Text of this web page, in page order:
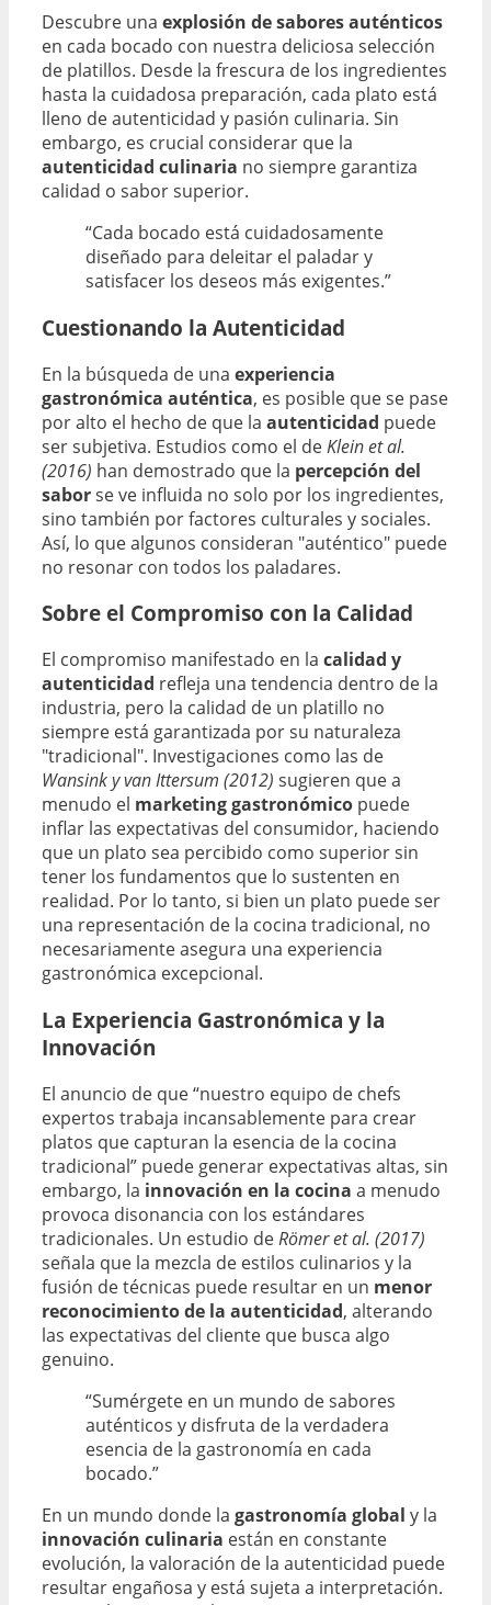
Descubre una explosión de sabores auténticos
en cada bocado con nuestra deliciosa selección
de platillos. Desde la frescura de los ingredientes
hasta la cuidadosa preparación, cada plato está
lleno de autenticidad y pasión culinaria. Sin
embargo, es crucial considerar que la
autenticidad culinaria no siempre garantiza
calidad o sabor superior.
“Cada bocado está cuidadosamente
diseñado para deleitar el paladar y
satisfacer los deseos más exigentes.”
Cuestionando la Autenticidad
En la búsqueda de una experiencia
gastronómica auténtica, es posible que se pase
por alto el hecho de que la autenticidad puede
ser subjetiva. Estudios como el deKlein et al.
(2016) han demostrado que la percepción del
saborse ve influida no solo por los ingredientes,
sino también por factores culturales y sociales.
Así, lo que algunos consideran "auténtico" puede
no resonar con todos los paladares.
Sobre el Compromiso con la Calidad
El compromiso manifestado en la calidad y
autenticidad refleja una tendencia dentro de la
industria, pero la calidad de un platillo no
siempre está garantizada por su naturaleza
"tradicional". Investigaciones como las de
Wansink y van Ittersum (2012) sugieren que a
menudo el marketing gastronómico puede
inflar las expectativas del consumidor, haciendo
que un plato sea percibido como superior sin
tener los fundamentos que lo sustenten en
realidad. Por lo tanto, si bien un plato puede ser
una representación de la cocina tradicional, no
necesariamente asegura una experiencia
gastronómica excepcional.
La Experiencia Gastronómica y la
Innovación
El anuncio de que “nuestro equipo de chefs
expertos trabaja incansablemente para crear
platos que capturan la esencia de la cocina
tradicional” puede generar expectativas altas, sin
embargo, la innovación en la cocina a menudo
provoca disonancia con los estándares
tradicionales. Un estudio deRömer et al. (2017)
señala que la mezcla de estilos culinarios y la
fusión de técnicas puede resultar en un menor
reconocimiento de la autenticidad, alterando
las expectativas del cliente que busca algo
genuino.
“Sumérgete en un mundo de sabores
auténticos y disfruta de la verdadera
esencia de la gastronomía en cada
bocado.”
En un mundo donde la gastronomía global y la
innovación culinaria están en constante
evolución, la valoración de la autenticidad puede
resultar engañosa y está sujeta a interpretación.